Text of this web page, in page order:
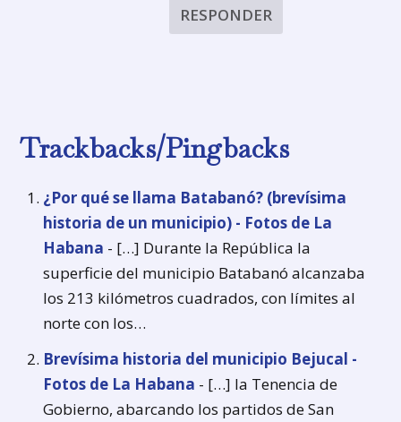
RESPONDER
Trackbacks/Pingbacks
¿Por qué se llama Batabanó? (brevísima
historia de un municipio) - Fotos de La
Habana - […] Durante la República la
superficie del municipio Batabanó alcanzaba
los 213 kilómetros cuadrados, con límites al
norte con los…
Brevísima historia del municipio Bejucal -
Fotos de La Habana - […] la Tenencia de
Gobierno, abarcando los partidos de San